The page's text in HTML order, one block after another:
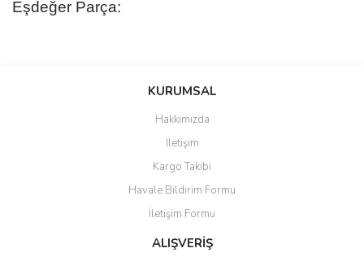
Eşdeğer Parça:
Bu ürüne ilk yorumu siz yapın!
Yorum Yaz
Ürün resmi kalitesiz, bozuk veya görüntülenemiyor.
Ürün açıklamasında eksik bilgiler bulunuyor.
Ürün bilgilerinde hatalar bulunuyor.
Ürün fiyatı diğer sitelerden daha pahalı.
Bu ürüne benzer farklı alternatifler olmalı.
KURUMSAL
Hakkımızda
İletişim
Kargo Takibi
Havale Bildirim Formu
İletişim Formu
ALIŞVERİŞ